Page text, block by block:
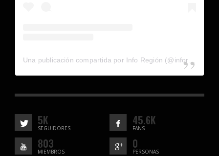
Una publicación compartida por Info Región (@inforegion_redes)
5K
SEGUIDORES
45.6K
FANS
803
MIEMBROS
0
PERSONAS